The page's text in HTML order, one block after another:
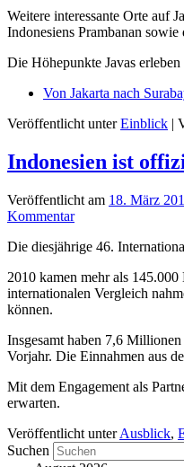
Weitere interessante Orte auf
Indonesiens Prambanan
Die Höhepunkte Javas
Von Jakarta nach
Veröffentlicht unter Einblick |
Indonesien ist
Veröffentlicht am 18. März
Kommentar
Die diesjährige 46.
2010 kamen mehr als
internationalen Vergleich
können.
Insgesamt haben 7,6
Vorjahr. Die Einnahmen aus
Mit dem Engagement als
erwarten.
Veröffentlicht unter Ausblick,
Suchen